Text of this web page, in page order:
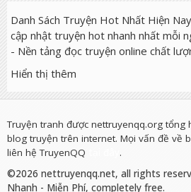
Danh Sách Truyện Hot Nhất Hiện
cập nhật truyện hot nhanh nhất mỗi
- Nền tảng đọc truyện online chất
Hiển thị thêm
Truyện tranh được nettruyenqq.org tổng
blog truyện trên internet. Mọi vấn đề về
liên hệ TruyenQQ
.
©2026 nettruyenqq.net, all rights
Nhanh - Miễn Phí, completely free.